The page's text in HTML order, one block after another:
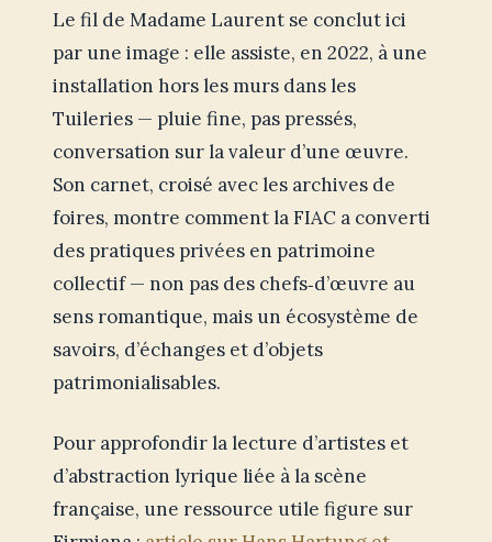
Le fil de Madame Laurent se conclut ici
par une image : elle assiste, en 2022, à une
installation hors les murs dans les
Tuileries — pluie fine, pas pressés,
conversation sur la valeur d’une œuvre.
Son carnet, croisé avec les archives de
foires, montre comment la FIAC a converti
des pratiques privées en patrimoine
collectif — non pas des chefs‑d’œuvre au
sens romantique, mais un écosystème de
savoirs, d’échanges et d’objets
patrimonialisables.
Pour approfondir la lecture d’artistes et
d’abstraction lyrique liée à la scène
française, une ressource utile figure sur